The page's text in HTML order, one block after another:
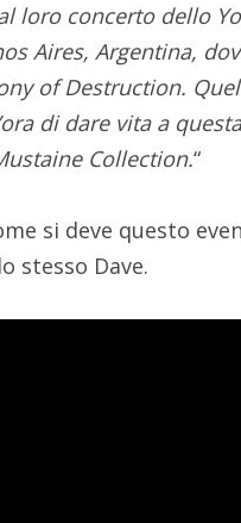
loro concerto dello
Aires, Argentina,
of Destruction.
di dare vita a
Collection.“
si deve questo
stesso Dave.